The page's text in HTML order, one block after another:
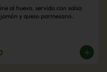
al huevo, servido con salsa
y queso parmesano.